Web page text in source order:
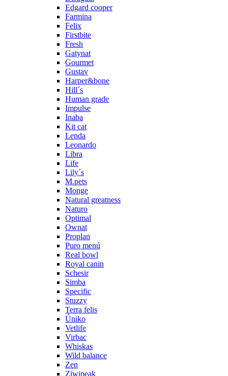
Edgard cooper
Farmina
Felix
Firstbite
Fresh
Gatynat
Gourmet
Gustav
Harper&bone
Hill´s
Human grade
Impulse
Inaba
Kit cat
Lenda
Leonardo
Libra
Life
Lily´s
M.pets
Monge
Natural greatness
Naturo
Optimal
Ownat
Proplan
Puro menú
Real bowl
Royal canin
Schesir
Simba
Specific
Stuzzy
Terra felis
Úniko
Vetlife
Virbac
Whiskas
Wild balance
Zen
Ziwipeak